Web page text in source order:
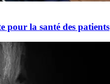
pour la santé des patients